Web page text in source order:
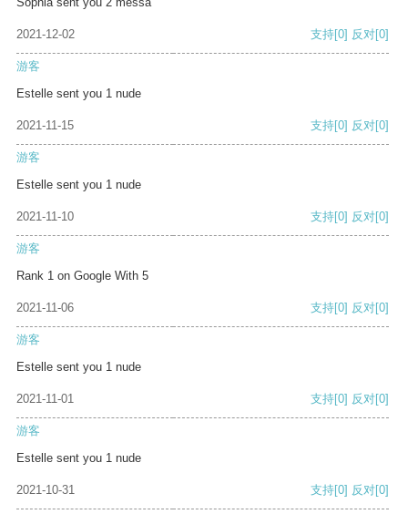
2021-12-02 支持[0] 反对[0]
游客
Estelle sent you 1 nude
2021-11-15 支持[0] 反对[0]
游客
Estelle sent you 1 nude
2021-11-10 支持[0] 反对[0]
游客
Rank 1 on Google With 5
2021-11-06 支持[0] 反对[0]
游客
Estelle sent you 1 nude
2021-11-01 支持[0] 反对[0]
游客
Estelle sent you 1 nude
2021-10-31 支持[0] 反对[0]